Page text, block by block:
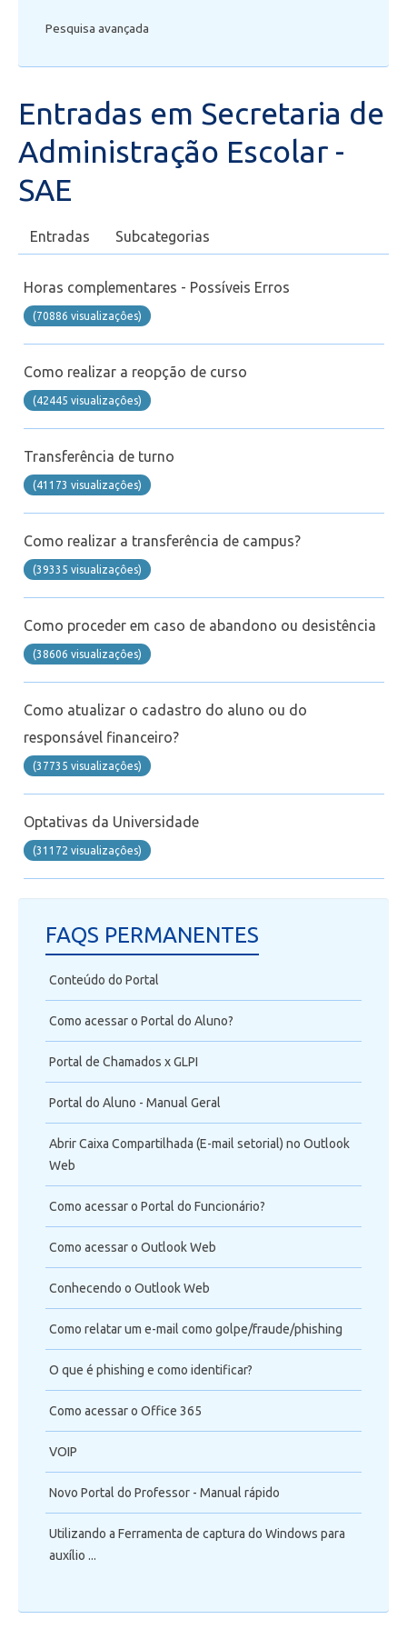
Secretaria de Administração Escolar - SAE
Financeiro
Biblioteca
Laboratórios
EAD
Telefonia
Office 365
Fluig
Feedz
Pesquisa avançada
Entradas em Secretaria de
Administração Escolar -
SAE
Entradas Subcategorias
Horas complementares - Possíveis Erros
(70886 visualizaçôes)
Como realizar a reopção de curso
(42445 visualizaçôes)
Transferência de turno
(41173 visualizaçôes)
Como realizar a transferência de campus?
(39335 visualizaçôes)
Como proceder em caso de abandono ou desistência
(38606 visualizaçôes)
Como atualizar o cadastro do aluno ou do
responsável financeiro?
(37735 visualizaçôes)
Optativas da Universidade
(31172 visualizaçôes)
FAQS PERMANENTES
Conteúdo do Portal
Como acessar o Portal do Aluno?
Portal de Chamados x GLPI
Portal do Aluno - Manual Geral
Abrir Caixa Compartilhada (E-mail setorial) no Outlook
Web
Como acessar o Portal do Funcionário?
Como acessar o Outlook Web
Conhecendo o Outlook Web
Como relatar um e-mail como golpe/fraude/phishing
O que é phishing e como identificar?
Como acessar o Office 365
VOIP
Novo Portal do Professor - Manual rápido
Utilizando a Ferramenta de captura do Windows para
auxílio ...